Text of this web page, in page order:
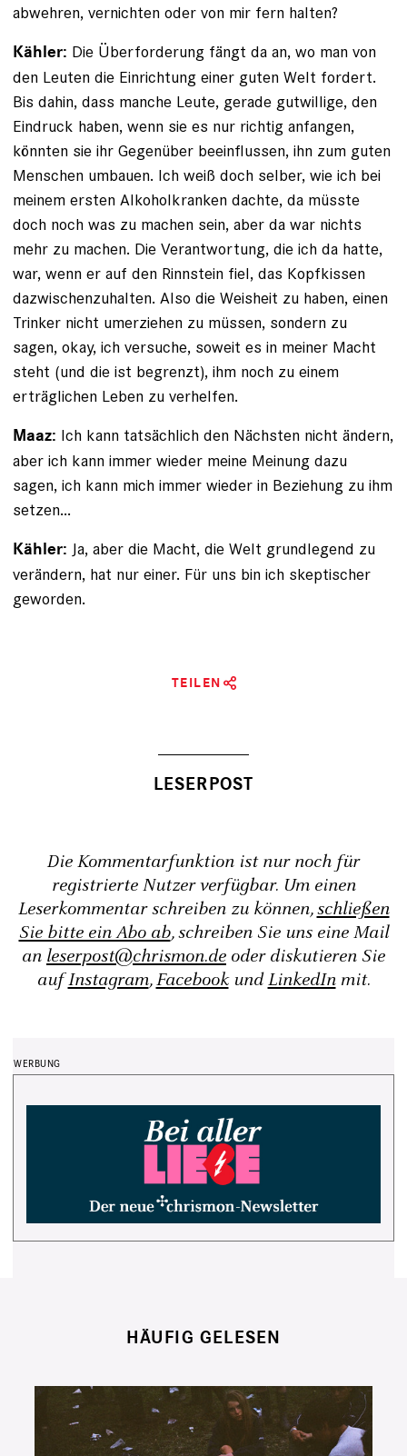
abwehren, vernichten oder von mir fern halten?
Kähler: Die Überforderung fängt da an, wo man von
den Leuten die Einrichtung einer guten Welt fordert.
Bis dahin, dass manche Leute, gerade gutwillige, den
Eindruck haben, wenn sie es nur richtig anfangen,
könnten sie ihr Gegenüber beeinflussen, ihn zum guten
Menschen umbauen. Ich weiß doch selber, wie ich bei
meinem ersten Alkoholkranken dachte, da müsste
doch noch was zu machen sein, aber da war nichts
mehr zu machen. Die Verantwortung, die ich da hatte,
war, wenn er auf den Rinnstein fiel, das Kopfkissen
dazwischenzuhalten. Also die Weisheit zu haben, einen
Trinker nicht umerziehen zu müssen, sondern zu
sagen, okay, ich versuche, soweit es in meiner Macht
steht (und die ist begrenzt), ihm noch zu einem
erträglichen Leben zu verhelfen.
Maaz: Ich kann tatsächlich den Nächsten nicht ändern,
aber ich kann immer wieder meine Meinung dazu
sagen, ich kann mich immer wieder in Beziehung zu ihm
setzen...
Kähler: Ja, aber die Macht, die Welt grundlegend zu
verändern, hat nur einer. Für uns bin ich skeptischer
geworden.
TEILEN
Die Kommentarfunktion ist nur noch für
registrierte Nutzer verfügbar. Um einen
Leserkommentar schreiben zu können,schließen
Sie bitte ein Abo ab, schreiben Sie uns eine Mail
an leserpost@chrismon.de oder diskutieren Sie
aufInstagram,FacebookundLinkedInmit.
HÄUFIG GELESEN